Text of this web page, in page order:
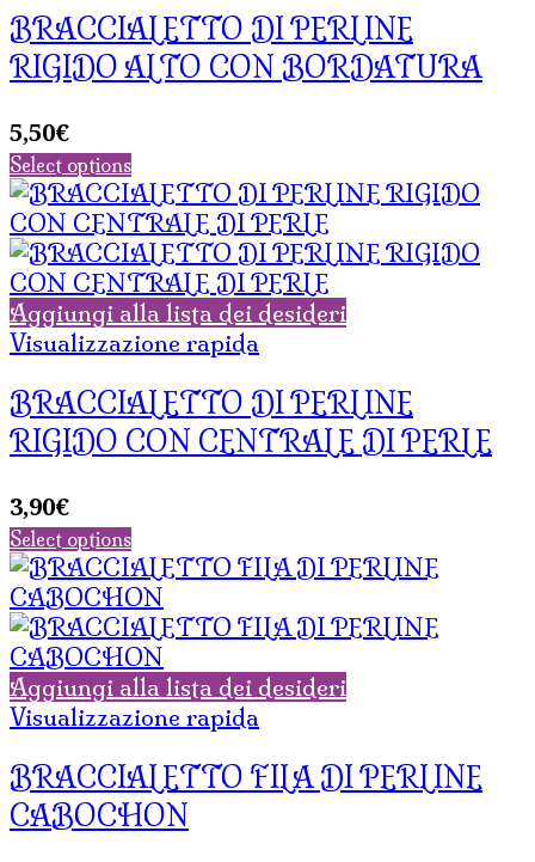
BRACCIALETTO DI PERLINE
RIGIDO ALTO CON BORDATURA
5,50€
Select options
Aggiungi alla lista dei desideri
Visualizzazione rapida
BRACCIALETTO DI PERLINE
RIGIDO CON CENTRALE DI PERLE
3,90€
Select options
Aggiungi alla lista dei desideri
Visualizzazione rapida
BRACCIALETTO FILA DI PERLINE
CABOCHON